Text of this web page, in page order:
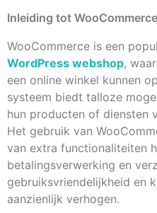
Inleiding tot
WooCommerce is een
WordPress webshop,
een online winkel kunnen
systeem biedt talloze
hun producten of diensten
Het gebruik van
van extra functionaliteiten
betalingsverwerking en
gebruiksvriendelijkheid en
aanzienlijk verhogen.